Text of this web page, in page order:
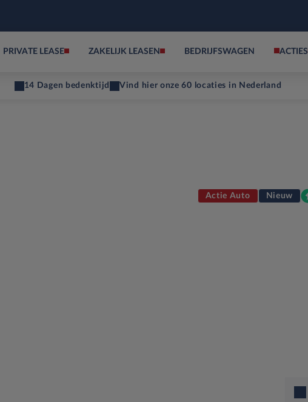
PRIVATE LEASE ZAKELIJK LEASEN BEDRIJFSWAGEN ACTIES
14 Dagen bedenktijd Vind hier onze 60 locaties in Nederland
Actie Auto Nieuw